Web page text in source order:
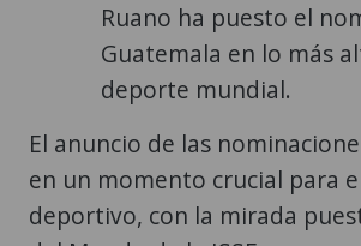
Ruano ha puesto el
Guatemala en lo más
deporte mundial.
El anuncio de las
en un momento crucial para
deportivo, con la mirada